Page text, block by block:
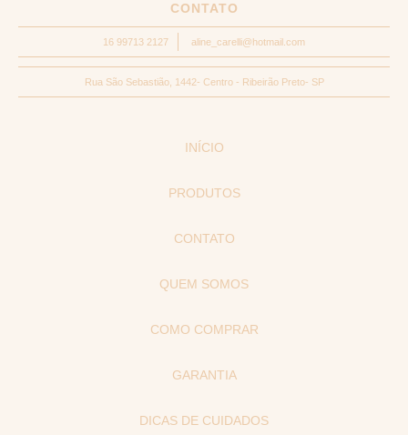
CONTATO
16 99713 2127 aline_carelli@hotmail.com
Rua São Sebastião, 1442- Centro - Ribeirão Preto- SP
INÍCIO
PRODUTOS
CONTATO
QUEM SOMOS
COMO COMPRAR
GARANTIA
DICAS DE CUIDADOS